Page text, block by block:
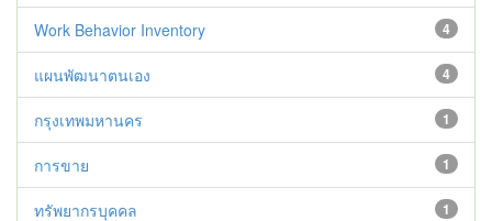
4
Work Behavior Inventory
4
แผนพัฒนาตนเอง
1
กรุงเทพมหานคร
1
การขาย
1
ทรัพยากรบุคคล